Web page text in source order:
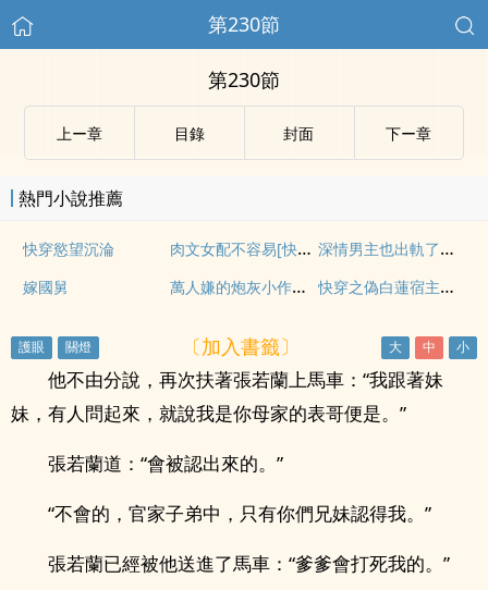
第230節
第230節
上ー章 目錄 封面 下ー章
熱門小說推薦
快穿慾望沉淪 肉文女配不容易[快穿H] 深情男主也出軌了【快穿】
嫁國舅 萬人嫌的炮灰小作妻決定擺爛 快穿之偽白蓮宿主偽nph
〔加入書籤〕
他不由分說，再次扶著張若蘭上馬車：“我跟著妹
妹，有人問起來，就說我是你母家的表哥便是。”
張若蘭道：“會被認出來的。”
“不會的，官家子弟中，只有你們​兄­‌妹‌‍‌認得我。”
張若蘭已經被他送進了馬車：“爹爹會打死我的。”